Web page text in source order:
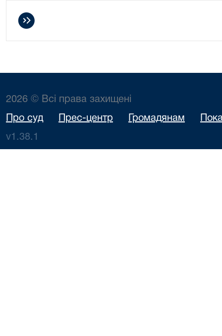
2026 © Всі права захищені
Про суд Прес-центр Громадянам
v1.38.1